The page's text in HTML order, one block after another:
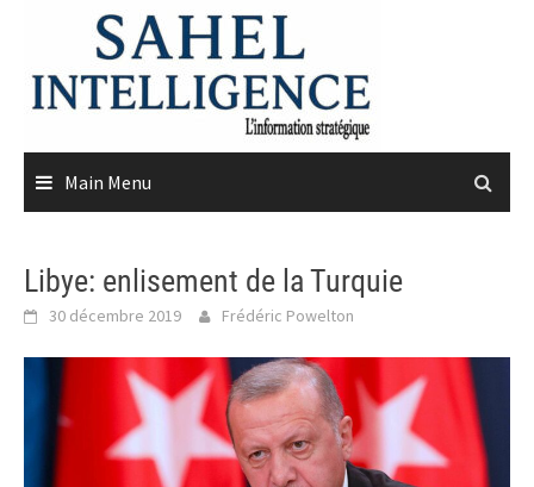
content
Main Menu
Libye: enlisement de la Turquie
30 décembre 2019 Frédéric Powelton